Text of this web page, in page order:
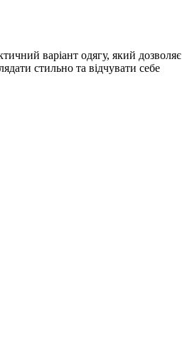
варіант одягу, який дозволяє
стильно та відчувати себе